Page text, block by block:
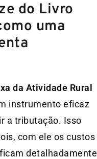
do Livro
uma
da Atividade Rural
instrumento eficaz
a tributação. Isso
com ele os custos
detalhadamente